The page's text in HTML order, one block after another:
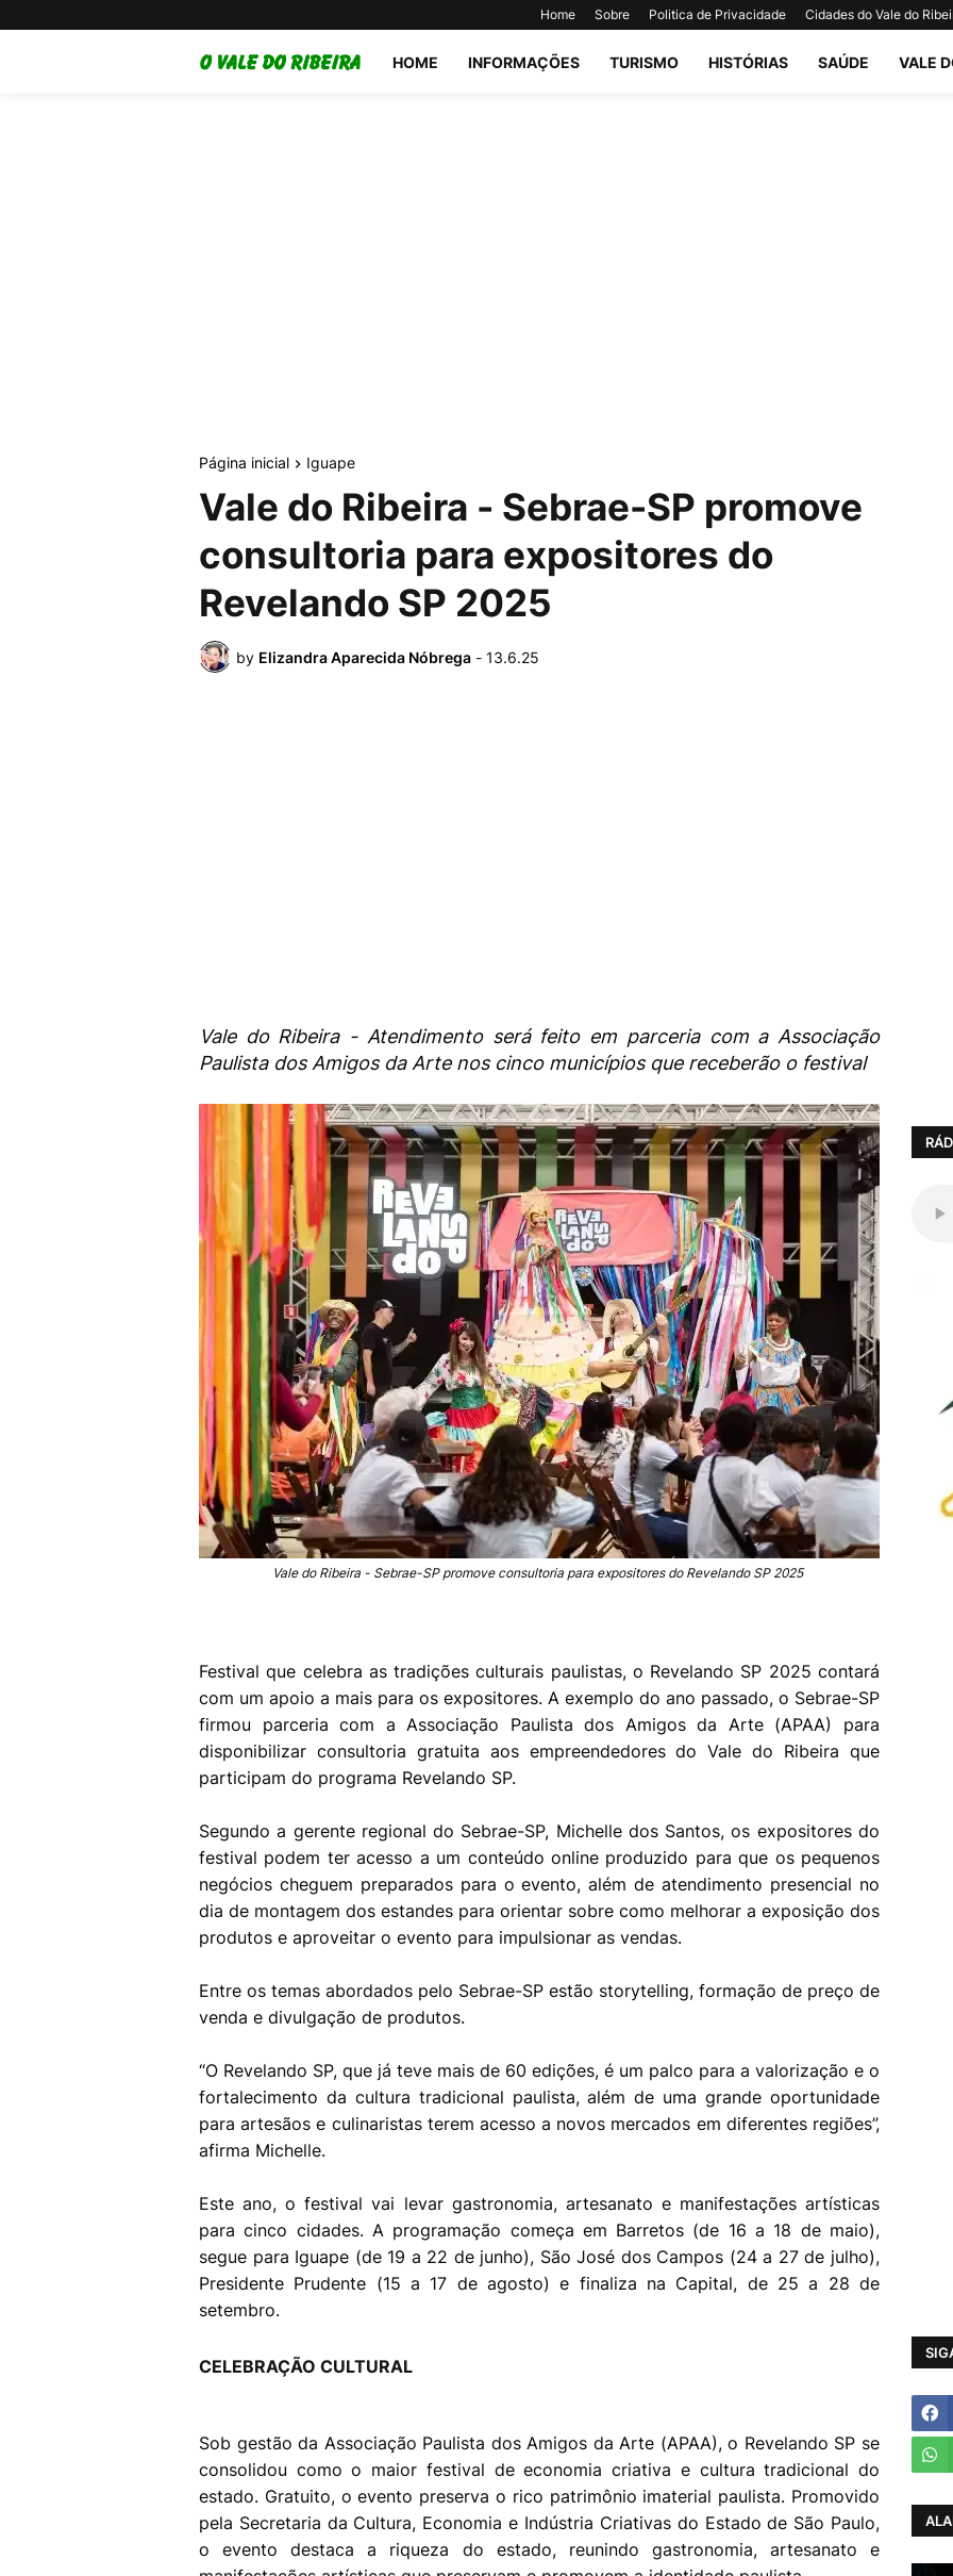
Home Sobre Politica de Privacidade Cidades do Vale do
HOME INFORMAÇÕES TURISMO HISTÓRIAS SAÚDE VALE
Página inicial Iguape
Vale do Ribeira - Sebrae-SP promove
consultoria para expositores do
Revelando SP 2025
by Elizandra Aparecida Nóbrega - 13.6.25
Vale do Ribeira - Atendimento será feito em parceria com a Associação
Paulista dos Amigos da Arte nos cinco municípios que receberão o festival
Vale do Ribeira - Sebrae-SP promove consultoria para expositores do Revelando SP 2025
Festival que celebra as tradições culturais paulistas, o Revelando SP 2025 contará
com um apoio a mais para os expositores. A exemplo do ano passado, o Sebrae-SP
firmou parceria com a Associação Paulista dos Amigos da Arte (APAA) para
disponibilizar consultoria gratuita aos empreendedores do Vale do Ribeira que
participam do programa Revelando SP.
Segundo a gerente regional do Sebrae-SP, Michelle dos Santos, os expositores do
festival podem ter acesso a um conteúdo online produzido para que os pequenos
negócios cheguem preparados para o evento, além de atendimento presencial no
dia de montagem dos estandes para orientar sobre como melhorar a exposição dos
produtos e aproveitar o evento para impulsionar as vendas.
Entre os temas abordados pelo Sebrae-SP estão storytelling, formação de preço de
venda e divulgação de produtos.
“O Revelando SP, que já teve mais de 60 edições, é um palco para a valorização e o
fortalecimento da cultura tradicional paulista, além de uma grande oportunidade
para artesãos e culinaristas terem acesso a novos mercados em diferentes regiões”,
afirma Michelle.
Este ano, o festival vai levar gastronomia, artesanato e manifestações artísticas
para cinco cidades. A programação começa em Barretos (de 16 a 18 de maio),
segue para Iguape (de 19 a 22 de junho), São José dos Campos (24 a 27 de julho),
Presidente Prudente (15 a 17 de agosto) e finaliza na Capital, de 25 a 28 de
setembro.
CELEBRAÇÃO CULTURAL
Sob gestão da Associação Paulista dos Amigos da Arte (APAA), o Revelando SP se
consolidou como o maior festival de economia criativa e cultura tradicional do
estado. Gratuito, o evento preserva o rico patrimônio imaterial paulista. Promovido
pela Secretaria da Cultura, Economia e Indústria Criativas do Estado de São Paulo,
o evento destaca a riqueza do estado, reunindo gastronomia, artesanato e